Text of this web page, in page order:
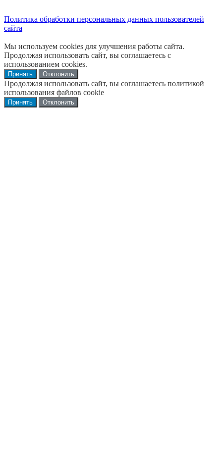
Политика обработки персональных данных пользователей
сайта
Мы используем cookies для улучшения работы сайта.
Продолжая использовать сайт, вы соглашаетесь с
использованием cookies.
Принять Отклонить
Продолжая использовать сайт, вы соглашаетесь политикой
использования файлов cookie
Принять Отклонить